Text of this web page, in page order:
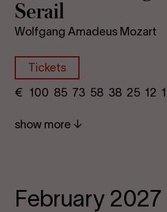
Serail
Wolfgang Amadeus Mozart
Tickets
€
100 85 73​ 58 38 25​ 12
show more
February 2027